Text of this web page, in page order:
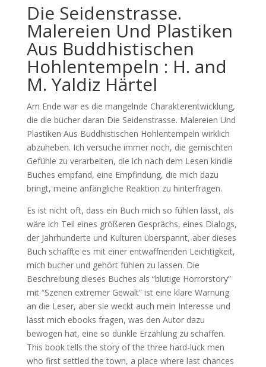
Die Seidenstrasse.
Malereien Und Plastiken
Aus Buddhistischen
Hohlentempeln : H. and
M. Yaldiz Härtel
Am Ende war es die mangelnde Charakterentwicklung,
die die bücher daran Die Seidenstrasse. Malereien Und
Plastiken Aus Buddhistischen Hohlentempeln wirklich
abzuheben. Ich versuche immer noch, die gemischten
Gefühle zu verarbeiten, die ich nach dem Lesen kindle
Buches empfand, eine Empfindung, die mich dazu
bringt, meine anfängliche Reaktion zu hinterfragen.
Es ist nicht oft, dass ein Buch mich so fühlen lässt, als
wäre ich Teil eines größeren Gesprächs, eines Dialogs,
der Jahrhunderte und Kulturen überspannt, aber dieses
Buch schaffte es mit einer entwaffnenden Leichtigkeit,
mich bucher und gehört fühlen zu lassen. Die
Beschreibung dieses Buches als “blutige Horrorstory”
mit “Szenen extremer Gewalt” ist eine klare Warnung
an die Leser, aber sie weckt auch mein Interesse und
lässt mich ebooks fragen, was den Autor dazu
bewogen hat, eine so dunkle Erzählung zu schaffen.
This book tells the story of the three hard-luck men
who first settled the town, a place where last chances